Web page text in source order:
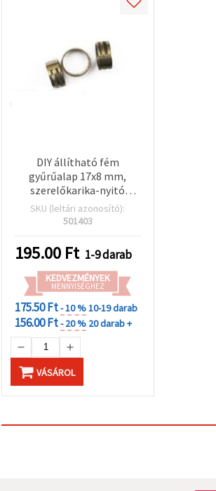
DIY állítható fém
gyűrűalap 17x8 mm,
szerelőkarika-nyitó
résekkel, ezüst színű
SKU (leltári azonosító):
501403
195.00 Ft 1-9 darab
KEDVEZMÉNYEK
MENNYISÉGHEZ
175.50 Ft- 10 %10-19 darab
156.00 Ft- 20 % 20 darab +
VÁSÁROL